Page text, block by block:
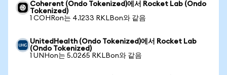
Coherent (Ondo Tokenized)에서 Rocket Lab (Ondo
Tokenized)
1 COHRon는 4.1233 RKLBon와 같음
UnitedHealth (Ondo Tokenized)에서 Rocket Lab
(Ondo Tokenized)
1 UNHon는 5.0265 RKLBon와 같음